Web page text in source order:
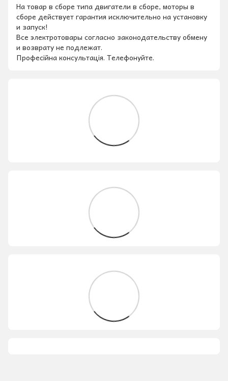
На товар в сборе типа двигатели в сборе, моторы в
сборе действует гарантия исключительно на установку
и запуск!
Все электротовары согласно законодательству обмену
и возврату не подлежат.
Професійна консультація. Телефонуйте.